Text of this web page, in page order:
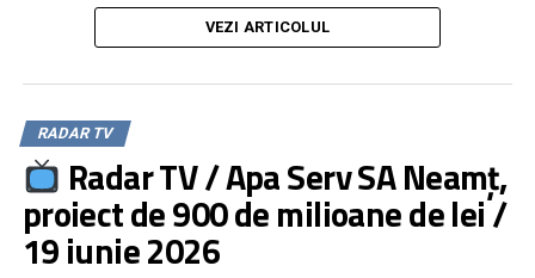
moderator: Daniel Muraru
Scena politică națională, în zodia scandalului
VEZI ARTICOLUL
RADAR TV
Radar TV / Apa Serv SA Neamț,
proiect de 900 de milioane de lei /
19 iunie 2026